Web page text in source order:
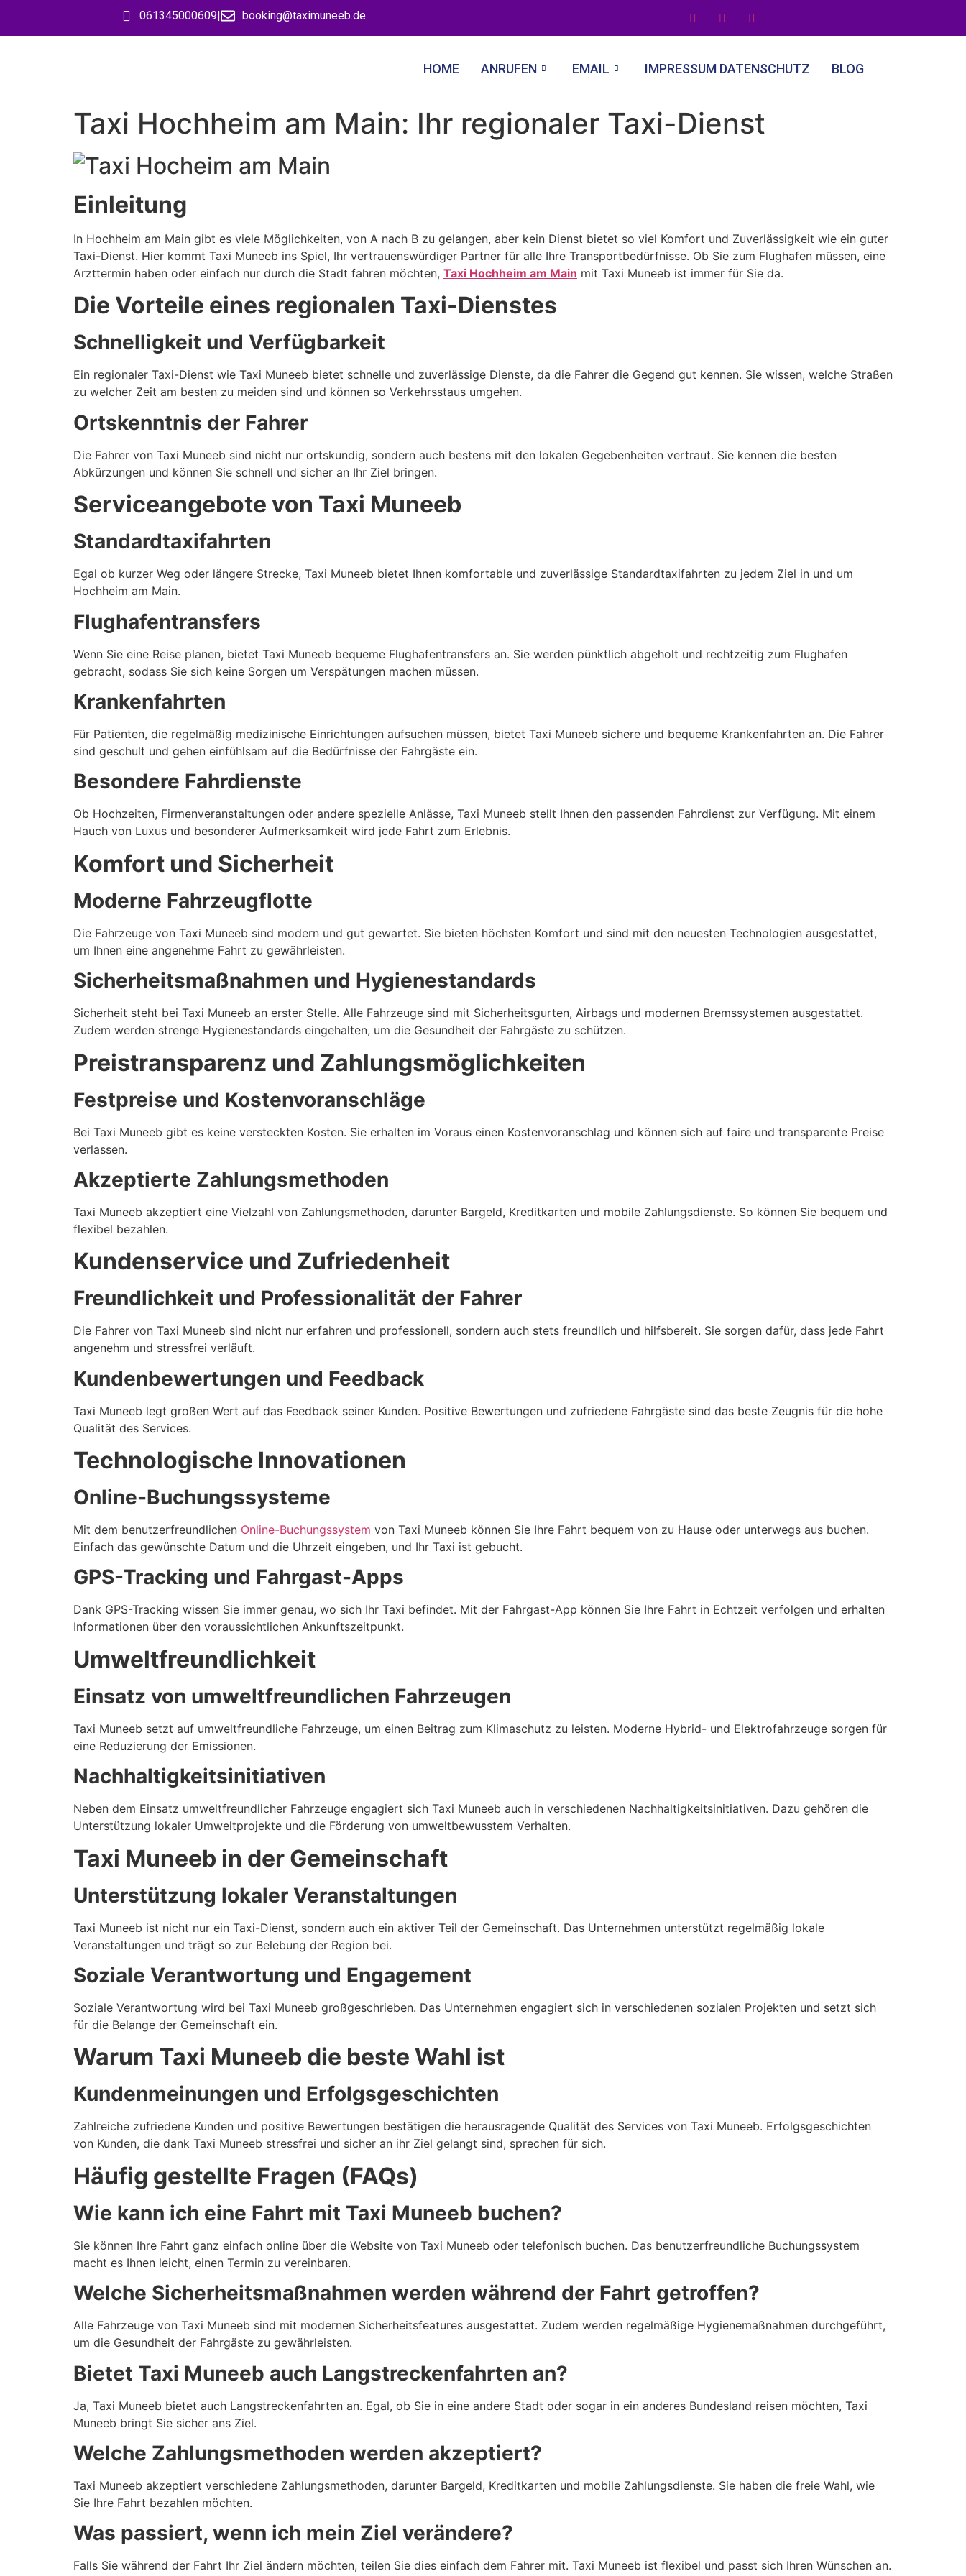
061345000609| booking@taximuneeb.de
HOME ANRUFEN EMAIL IMPRESSUM DATENSCHUTZ BLOG
Taxi Hochheim am Main: Ihr regionaler Taxi-Dienst
Einleitung
In Hochheim am Main gibt es viele Möglichkeiten, von A nach B zu gelangen, aber kein Dienst bietet so viel Komfort und Zuverlässigkeit wie ein guter
Taxi-Dienst. Hier kommt Taxi Muneeb ins Spiel, Ihr vertrauenswürdiger Partner für alle Ihre Transportbedürfnisse. Ob Sie zum Flughafen müssen, eine
Arzttermin haben oder einfach nur durch die Stadt fahren möchten, Taxi Hochheim am Main mit Taxi Muneeb ist immer für Sie da.
Die Vorteile eines regionalen Taxi-Dienstes
Schnelligkeit und Verfügbarkeit
Ein regionaler Taxi-Dienst wie Taxi Muneeb bietet schnelle und zuverlässige Dienste, da die Fahrer die Gegend gut kennen. Sie wissen, welche Straßen
zu welcher Zeit am besten zu meiden sind und können so Verkehrsstaus umgehen.
Ortskenntnis der Fahrer
Die Fahrer von Taxi Muneeb sind nicht nur ortskundig, sondern auch bestens mit den lokalen Gegebenheiten vertraut. Sie kennen die besten
Abkürzungen und können Sie schnell und sicher an Ihr Ziel bringen.
Serviceangebote von Taxi Muneeb
Standardtaxifahrten
Egal ob kurzer Weg oder längere Strecke, Taxi Muneeb bietet Ihnen komfortable und zuverlässige Standardtaxifahrten zu jedem Ziel in und um
Hochheim am Main.
Flughafentransfers
Wenn Sie eine Reise planen, bietet Taxi Muneeb bequeme Flughafentransfers an. Sie werden pünktlich abgeholt und rechtzeitig zum Flughafen
gebracht, sodass Sie sich keine Sorgen um Verspätungen machen müssen.
Krankenfahrten
Für Patienten, die regelmäßig medizinische Einrichtungen aufsuchen müssen, bietet Taxi Muneeb sichere und bequeme Krankenfahrten an. Die Fahrer
sind geschult und gehen einfühlsam auf die Bedürfnisse der Fahrgäste ein.
Besondere Fahrdienste
Ob Hochzeiten, Firmenveranstaltungen oder andere spezielle Anlässe, Taxi Muneeb stellt Ihnen den passenden Fahrdienst zur Verfügung. Mit einem
Hauch von Luxus und besonderer Aufmerksamkeit wird jede Fahrt zum Erlebnis.
Komfort und Sicherheit
Moderne Fahrzeugflotte
Die Fahrzeuge von Taxi Muneeb sind modern und gut gewartet. Sie bieten höchsten Komfort und sind mit den neuesten Technologien ausgestattet,
um Ihnen eine angenehme Fahrt zu gewährleisten.
Sicherheitsmaßnahmen und Hygienestandards
Sicherheit steht bei Taxi Muneeb an erster Stelle. Alle Fahrzeuge sind mit Sicherheitsgurten, Airbags und modernen Bremssystemen ausgestattet.
Zudem werden strenge Hygienestandards eingehalten, um die Gesundheit der Fahrgäste zu schützen.
Preistransparenz und Zahlungsmöglichkeiten
Festpreise und Kostenvoranschläge
Bei Taxi Muneeb gibt es keine versteckten Kosten. Sie erhalten im Voraus einen Kostenvoranschlag und können sich auf faire und transparente Preise
verlassen.
Akzeptierte Zahlungsmethoden
Taxi Muneeb akzeptiert eine Vielzahl von Zahlungsmethoden, darunter Bargeld, Kreditkarten und mobile Zahlungsdienste. So können Sie bequem und
flexibel bezahlen.
Kundenservice und Zufriedenheit
Freundlichkeit und Professionalität der Fahrer
Die Fahrer von Taxi Muneeb sind nicht nur erfahren und professionell, sondern auch stets freundlich und hilfsbereit. Sie sorgen dafür, dass jede Fahrt
angenehm und stressfrei verläuft.
Kundenbewertungen und Feedback
Taxi Muneeb legt großen Wert auf das Feedback seiner Kunden. Positive Bewertungen und zufriedene Fahrgäste sind das beste Zeugnis für die hohe
Qualität des Services.
Technologische Innovationen
Online-Buchungssysteme
Mit dem benutzerfreundlichen Online-Buchungssystem von Taxi Muneeb können Sie Ihre Fahrt bequem von zu Hause oder unterwegs aus buchen.
Einfach das gewünschte Datum und die Uhrzeit eingeben, und Ihr Taxi ist gebucht.
GPS-Tracking und Fahrgast-Apps
Dank GPS-Tracking wissen Sie immer genau, wo sich Ihr Taxi befindet. Mit der Fahrgast-App können Sie Ihre Fahrt in Echtzeit verfolgen und erhalten
Informationen über den voraussichtlichen Ankunftszeitpunkt.
Umweltfreundlichkeit
Einsatz von umweltfreundlichen Fahrzeugen
Taxi Muneeb setzt auf umweltfreundliche Fahrzeuge, um einen Beitrag zum Klimaschutz zu leisten. Moderne Hybrid- und Elektrofahrzeuge sorgen für
eine Reduzierung der Emissionen.
Nachhaltigkeitsinitiativen
Neben dem Einsatz umweltfreundlicher Fahrzeuge engagiert sich Taxi Muneeb auch in verschiedenen Nachhaltigkeitsinitiativen. Dazu gehören die
Unterstützung lokaler Umweltprojekte und die Förderung von umweltbewusstem Verhalten.
Taxi Muneeb in der Gemeinschaft
Unterstützung lokaler Veranstaltungen
Taxi Muneeb ist nicht nur ein Taxi-Dienst, sondern auch ein aktiver Teil der Gemeinschaft. Das Unternehmen unterstützt regelmäßig lokale
Veranstaltungen und trägt so zur Belebung der Region bei.
Soziale Verantwortung und Engagement
Soziale Verantwortung wird bei Taxi Muneeb großgeschrieben. Das Unternehmen engagiert sich in verschiedenen sozialen Projekten und setzt sich
für die Belange der Gemeinschaft ein.
Warum Taxi Muneeb die beste Wahl ist
Kundenmeinungen und Erfolgsgeschichten
Zahlreiche zufriedene Kunden und positive Bewertungen bestätigen die herausragende Qualität des Services von Taxi Muneeb. Erfolgsgeschichten
von Kunden, die dank Taxi Muneeb stressfrei und sicher an ihr Ziel gelangt sind, sprechen für sich.
Häufig gestellte Fragen (FAQs)
Wie kann ich eine Fahrt mit Taxi Muneeb buchen?
Sie können Ihre Fahrt ganz einfach online über die Website von Taxi Muneeb oder telefonisch buchen. Das benutzerfreundliche Buchungssystem
macht es Ihnen leicht, einen Termin zu vereinbaren.
Welche Sicherheitsmaßnahmen werden während der Fahrt getroffen?
Alle Fahrzeuge von Taxi Muneeb sind mit modernen Sicherheitsfeatures ausgestattet. Zudem werden regelmäßige Hygienemaßnahmen durchgeführt,
um die Gesundheit der Fahrgäste zu gewährleisten.
Bietet Taxi Muneeb auch Langstreckenfahrten an?
Ja, Taxi Muneeb bietet auch Langstreckenfahrten an. Egal, ob Sie in eine andere Stadt oder sogar in ein anderes Bundesland reisen möchten, Taxi
Muneeb bringt Sie sicher ans Ziel.
Welche Zahlungsmethoden werden akzeptiert?
Taxi Muneeb akzeptiert verschiedene Zahlungsmethoden, darunter Bargeld, Kreditkarten und mobile Zahlungsdienste. Sie haben die freie Wahl, wie
Sie Ihre Fahrt bezahlen möchten.
Was passiert, wenn ich mein Ziel verändere?
Falls Sie während der Fahrt Ihr Ziel ändern möchten, teilen Sie dies einfach dem Fahrer mit. Taxi Muneeb ist flexibel und passt sich Ihren Wünschen an.